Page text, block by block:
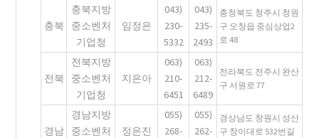
충북
충북지방
중소벤처
기업청
임정은
043)
230-
5332
043)
235-
2493
충청북도 청주시 청원
구 오창읍 중심상업2
로 48
전북
전북지방
중소벤처
기업청
지은아
063)
210-
6451
063)
212-
6489
전라북도 전주시 완산
구 서원로 77
경남
경남지방
중소벤처
정은진
055)
268-
055)
262-
경상남도 창원시 성산
구 창이대로 532번길